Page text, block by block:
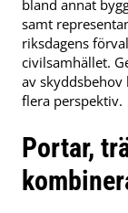
bland annat
samt
riksdagens
civilsamhället.
av
flera perspektiv.
Portar,